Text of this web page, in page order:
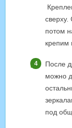
сверху.
потом
крепим
После
можно
под